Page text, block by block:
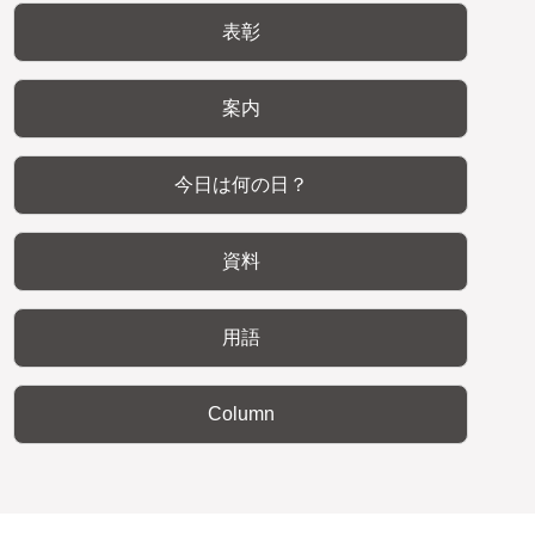
表彰
案内
今日は何の日？
資料
用語
Column